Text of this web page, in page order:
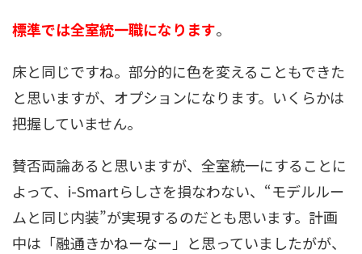
標準では全室統一職になります。
床と同じですね。部分的に色を変えることもできた
と思いますが、オプションになります。いくらかは
把握していません。
賛否両論あると思いますが、全室統一にすることに
よって、i-Smartらしさを損なわない、“モデルルー
ムと同じ内装”が実現するのだとも思います。計画
中は「融通きかねーなー」と思っていましたがが、